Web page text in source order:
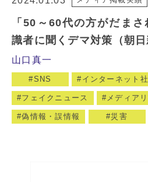
「50～60代の方がだま
識者に聞くデマ対策（朝日
山口真一
SNS インターネット
フェイクニュース メディア
偽情報・誤情報 災害